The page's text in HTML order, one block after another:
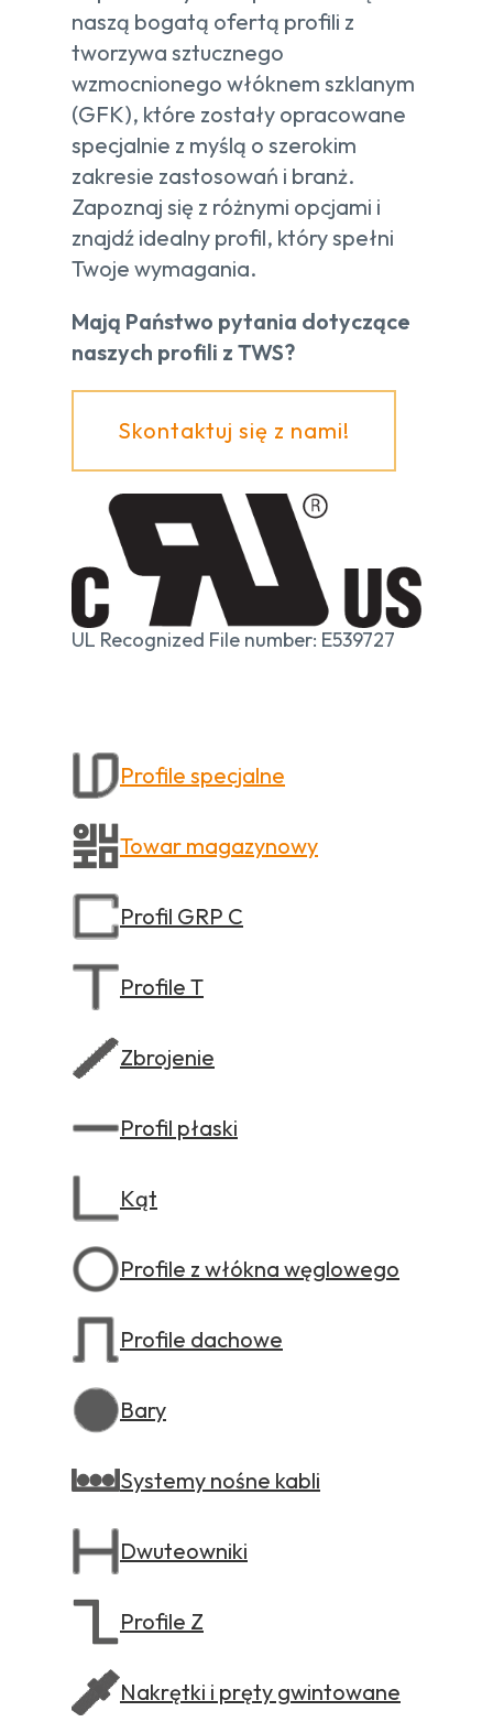
naszą bogatą ofertą profili z
tworzywa sztucznego
wzmocnionego włóknem szklanym
(GFK), które zostały opracowane
specjalnie z myślą o szerokim
zakresie zastosowań i branż.
Zapoznaj się z różnymi opcjami i
znajdź idealny profil, który spełni
Twoje wymagania.
Mają Państwo pytania dotyczące
naszych profili z TWS?
Skontaktuj się z nami!
UL Recognized File number: E539727
Profile specjalne
Towar magazynowy
Profil GRP C
Profile T
Zbrojenie
Profil płaski
Kąt
Profile z włókna węglowego
Profile dachowe
Bary
Systemy nośne kabli
Dwuteowniki
Profile Z
Nakrętki i pręty gwintowane